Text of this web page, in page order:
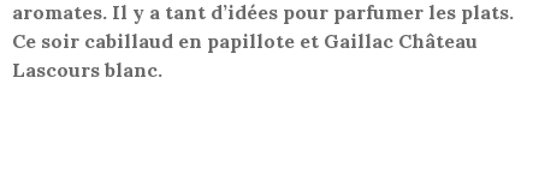
aromates. Il y a tant d’idées pour parfumer les plats.
Ce soir cabillaud en papillote et Gaillac Château
Lascours blanc.